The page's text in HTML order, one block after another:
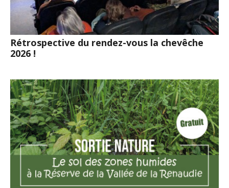
Rétrospective du rendez-vous la chevêche
2026 !